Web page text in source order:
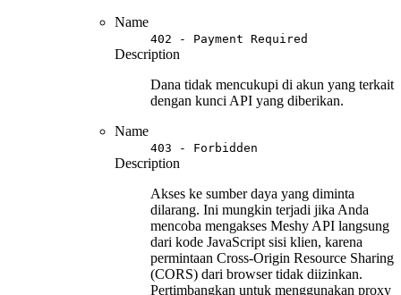
Name
402 - Payment Required
Description
Dana tidak mencukupi di akun yang terkait
dengan kunci API yang diberikan.
Name
403 - Forbidden
Description
Akses ke sumber daya yang diminta
dilarang. Ini mungkin terjadi jika Anda
mencoba mengakses Meshy API langsung
dari kode JavaScript sisi klien, karena
permintaan Cross-Origin Resource Sharing
(CORS) dari browser tidak diizinkan.
Pertimbangkan untuk menggunakan proxy